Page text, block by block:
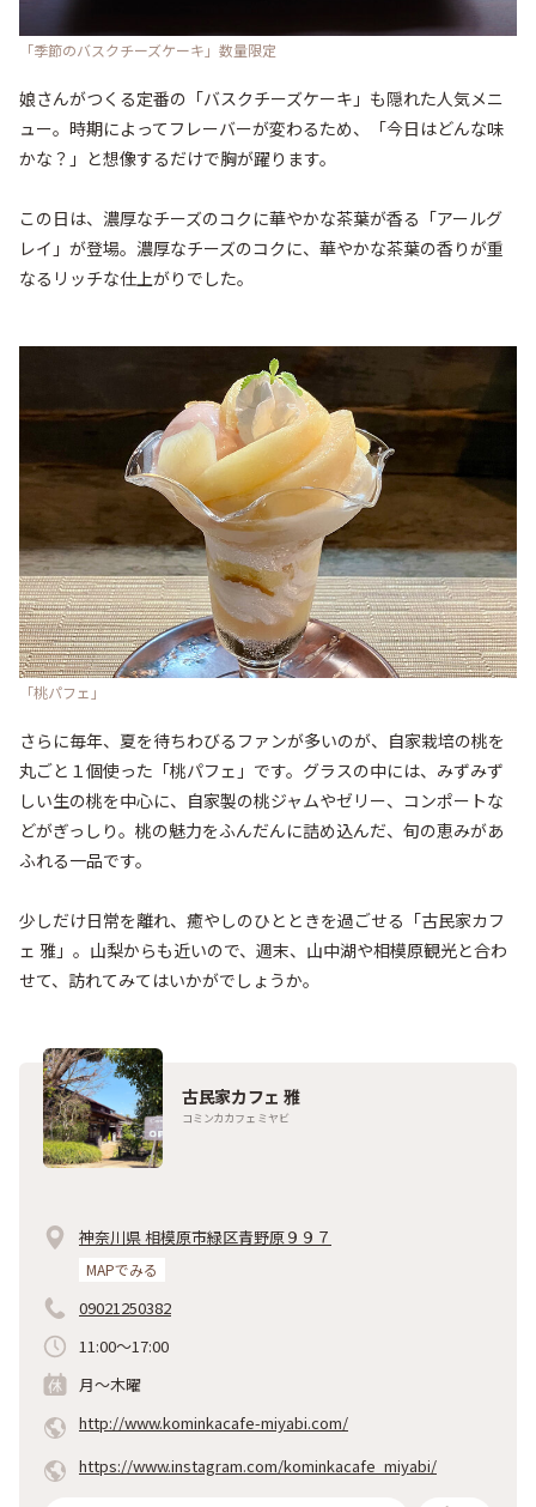
「季節のバスクチーズケーキ」数量限定
娘さんがつくる定番の「バスクチーズケーキ」も隠れた人気メニ
ュー。時期によってフレーバーが変わるため、「今日はどんな味
かな？」と想像するだけで胸が躍ります。
この日は、濃厚なチーズのコクに華やかな茶葉が香る「アールグ
レイ」が登場。濃厚なチーズのコクに、華やかな茶葉の香りが重
なるリッチな仕上がりでした。
「桃パフェ」
さらに毎年、夏を待ちわびるファンが多いのが、自家栽培の桃を
丸ごと１個使った「桃パフェ」です。グラスの中には、みずみず
しい生の桃を中心に、自家製の桃ジャムやゼリー、コンポートな
どがぎっしり。桃の魅力をふんだんに詰め込んだ、旬の恵みがあ
ふれる一品です。
少しだけ日常を離れ、癒やしのひとときを過ごせる「古民家カフ
ェ 雅」。山梨からも近いので、週末、山中湖や相模原観光と合わ
せて、訪れてみてはいかがでしょうか。
古民家カフェ 雅
コミンカカフェ ミヤビ
神奈川県 相模原市緑区青野原９９７
MAPでみる
09021250382
11:00〜17:00
月～木曜
http://www.kominkacafe-miyabi.com/
https://www.instagram.com/kominkacafe_miyabi/